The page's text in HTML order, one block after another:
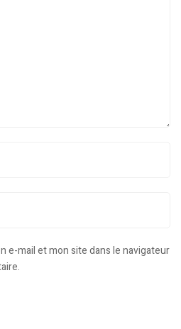
e-mail et mon site dans le navigateur